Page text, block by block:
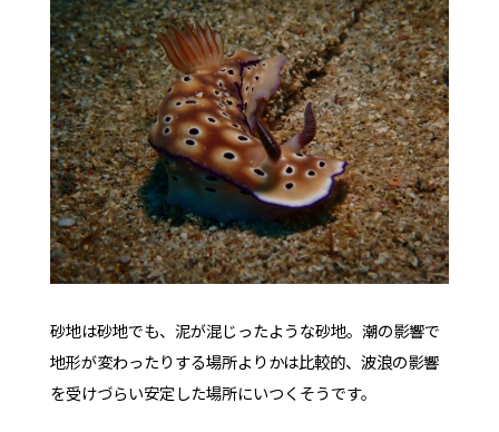
砂地は砂地でも、泥が混じったような砂地。潮の影響で
地形が変わったりする場所よりかは比較的、波浪の影響
を受けづらい安定した場所にいつくそうです。